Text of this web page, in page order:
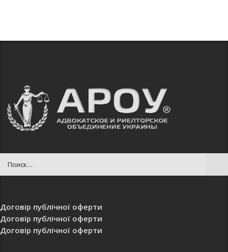
Договір публічної оферти
Договір публічної оферти
Договір публічної оферти